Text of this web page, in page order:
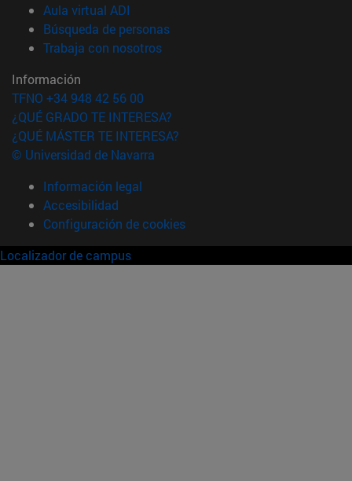
Aula virtual ADI
Búsqueda de personas(abre en nueva ventana)
Trabaja con nosotros(abre en nueva ventana)
Información
TFNO +34 948 42 56 00
¿QUÉ GRADO TE INTERESA?
¿QUÉ MÁSTER TE INTERESA?
© Universidad de Navarra
Información legal
Accesibilidad
Configuración de cookies
Localizador de campus